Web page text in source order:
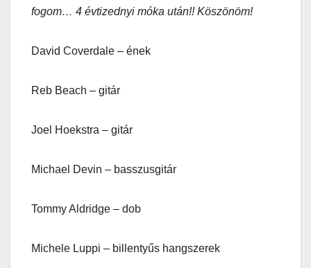
fogom… 4 évtizednyi móka után!! Köszönöm!
David Coverdale – ének
Reb Beach – gitár
Joel Hoekstra – gitár
Michael Devin – basszusgitár
Tommy Aldridge – dob
Michele Luppi – billentyűs hangszerek